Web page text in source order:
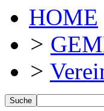
HOME
>
>